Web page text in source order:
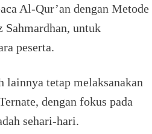
Al-Qur’an dengan Metode
untuk
peserta.
lainnya tetap melaksanakan
dengan fokus pada
sehari-hari.